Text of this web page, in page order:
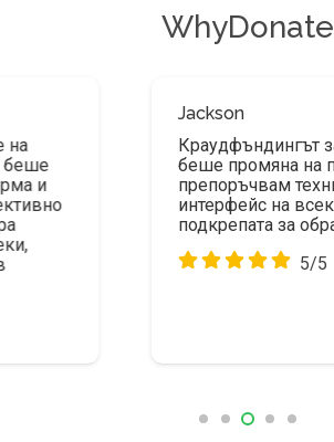
WhyDonate
Краудфъндингът за
беше промяна на правилата.
препоръчвам техния удобен
интерфейс на всеки, който е
подкрепата за образованието.
5/5